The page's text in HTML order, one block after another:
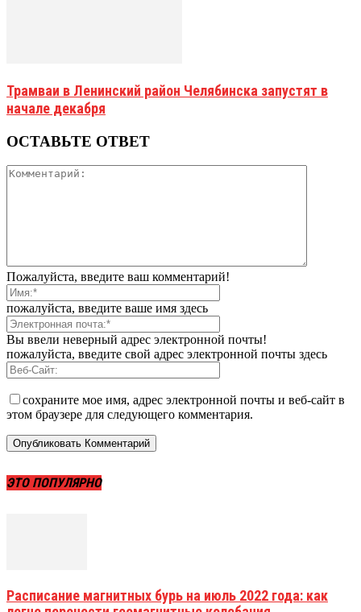
Трамваи в Ленинский район Челябинска запустят в
начале декабря
ОСТАВЬТЕ ОТВЕТ
Пожалуйста, введите ваш комментарий!
пожалуйста, введите ваше имя здесь
Вы ввели неверный адрес электронной почты!
пожалуйста, введите свой адрес электронной почты здесь
сохраните мое имя, адрес электронной почты и веб-сайт в
этом браузере для следующего комментария.
ЭТО ПОПУЛЯРНО
Расписание магнитных бурь на июль 2022 года: как